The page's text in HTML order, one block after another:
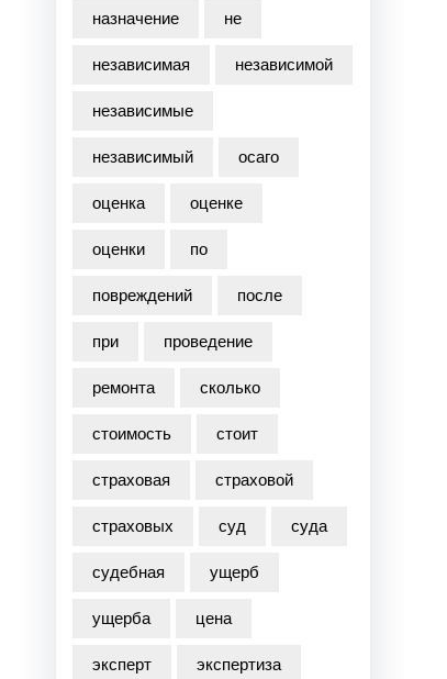
назначение
не
независимая
независимой
независимые
независимый
осаго
оценка
оценке
оценки
по
повреждений
после
при
проведение
ремонта
сколько
стоимость
стоит
страховая
страховой
страховых
суд
суда
судебная
ущерб
ущерба
цена
эксперт
экспертиза